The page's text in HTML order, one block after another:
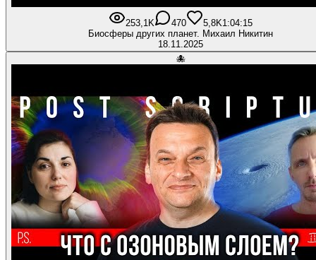
253,1K 470 5,8K1:04:15
Биосферы других планет. Михаил Никитин
18.11.2025
🐙